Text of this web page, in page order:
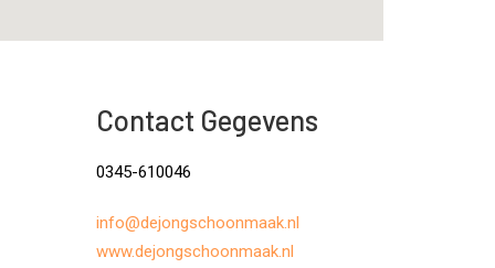
Contact Gegevens
0345-610046
info@dejongschoonmaak.nl
www.dejongschoonmaak.nl